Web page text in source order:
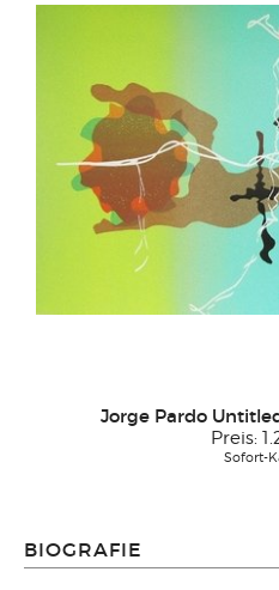
Jorge Pardo
Preis:
Sofort-
BIOGRAFIE